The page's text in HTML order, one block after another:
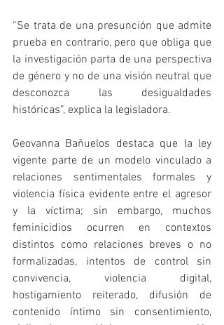
“Se trata de una presunción que admite
prueba en contrario, pero que obliga que
la investigación parta de una perspectiva
de género y no de una visión neutral que
desconozca las desigualdades
históricas”, explica la legisladora.
Geovanna Bañuelos destaca que la ley
vigente parte de un modelo vinculado a
relaciones sentimentales formales y
violencia física evidente entre el agresor
y la víctima; sin embargo, muchos
feminicidios ocurren en contextos
distintos como relaciones breves o no
formalizadas, intentos de control sin
convivencia, violencia digital,
hostigamiento reiterado, difusión de
contenido íntimo sin consentimiento,